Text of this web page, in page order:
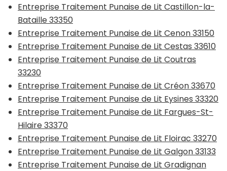
Entreprise Traitement Punaise de Lit Castillon-la-
Bataille 33350
Entreprise Traitement Punaise de Lit Cenon 33150
Entreprise Traitement Punaise de Lit Cestas 33610
Entreprise Traitement Punaise de Lit Coutras
33230
Entreprise Traitement Punaise de Lit Créon 33670
Entreprise Traitement Punaise de Lit Eysines 33320
Entreprise Traitement Punaise de Lit Fargues-St-
Hilaire 33370
Entreprise Traitement Punaise de Lit Floirac 33270
Entreprise Traitement Punaise de Lit Galgon 33133
Entreprise Traitement Punaise de Lit Gradignan